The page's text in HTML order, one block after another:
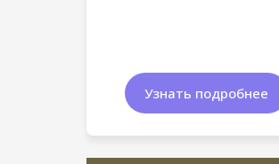
Узнать подробнее